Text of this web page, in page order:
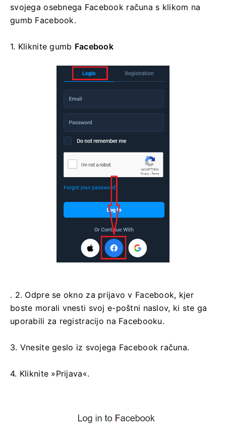
svojega osebnega Facebook računa s klikom na
gumb Facebook.
1. Kliknitegumb Facebook
. 2. Odpre se okno za prijavo v Facebook, kjer
boste morali vnesti svoj e-poštni naslov, ki ste ga
uporabili za registracijo na Facebooku.
3. Vnesite geslo iz svojega Facebook računa.
4. Kliknite »Prijava«.